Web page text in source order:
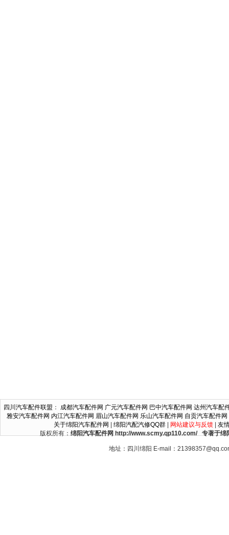
四川汽车配件联盟 ： 成都汽车配件网 广元汽车配件网 巴中汽车配件网 达州汽车配
雅安汽车配件网 内江汽车配件网 眉山汽车配件网 乐山汽车配件网 自贡汽车配件网
关于绵阳汽车配件网
绵阳汽配汽修QQ群| 网站建议与反馈| 友
版权所有： 绵阳汽车配件网 http://www.scmy.qp110.com/ 专著于绵
地址：四川绵阳 E-mail：